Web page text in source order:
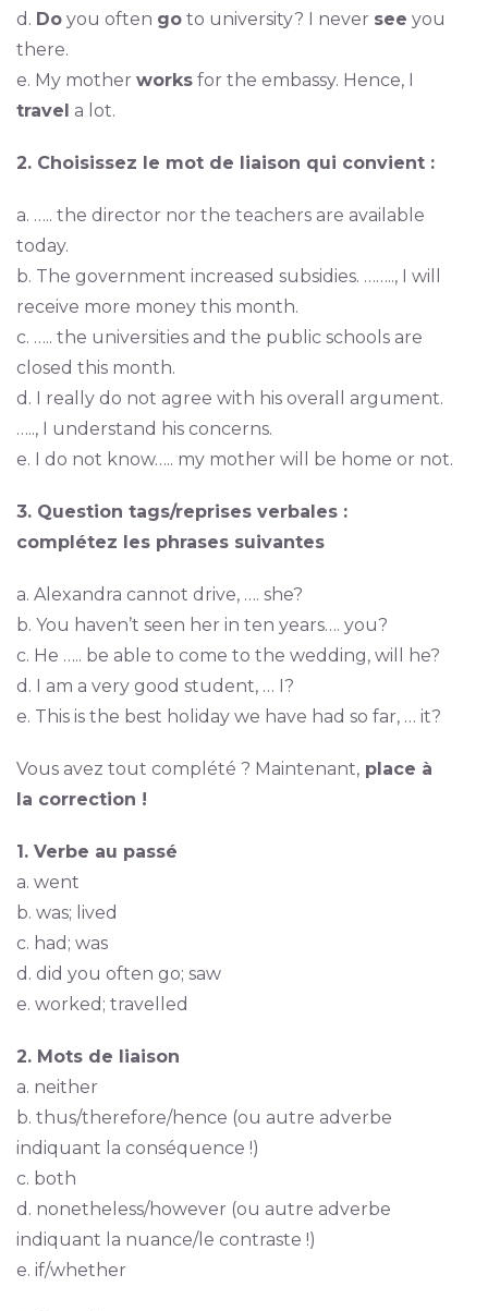
d. Doyou often goto university? I never see you
there.
e. My mother worksfor the embassy. Hence, I
travel a lot.
2. Choisissez le mot de liaison qui convient :
a. ….. the director nor the teachers are available
today.
b. The government increased subsidies. …….., I will
receive more money this month.
c. ….. the universities and the public schools are
closed this month.
d. I really do not agree with his overall argument.
….., I understand his concerns.
e. I do not know….. my mother will be home or not.
3. Question tags/reprises verbales :
complétez les phrases suivantes
a. Alexandra cannot drive, …. she?
b. You haven’t seen her in ten years…. you?
c. He ….. be able to come to the wedding, will he?
d. I am a very good student, … I?
e. This is the best holiday we have had so far, … it?
Vous avez tout complété ? Maintenant,place à
la correction !
1. Verbe au passé
a. went
b. was; lived
c. had; was
d. did you often go; saw
e. worked; travelled
2. Mots de liaison
a. neither
b. thus/therefore/hence (ou autre adverbe
indiquant la conséquence !)
c. both
d. nonetheless/however (ou autre adverbe
indiquant la nuance/le contraste !)
e. if/whether